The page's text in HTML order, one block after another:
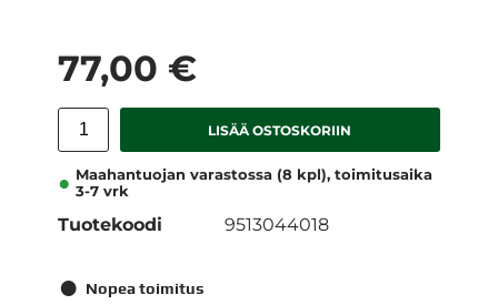
77,00 €
LISÄÄ OSTOSKORIIN
Maahantuojan varastossa (8 kpl), toimitusaika
3-7 vrk
Tuotekoodi 9513044018
Nopea toimitus